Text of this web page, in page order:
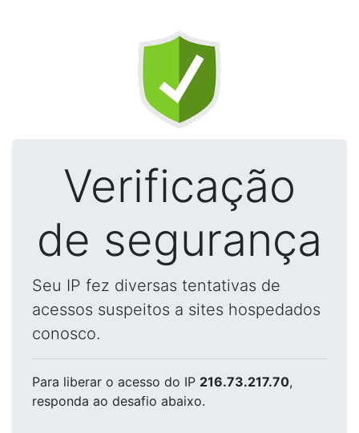
Verificação
de segurança
Seu IP fez diversas tentativas de
acessos suspeitos a sites hospedados
conosco.
Para liberar o acesso do IP 216.73.217.70,
responda ao desafio abaixo.